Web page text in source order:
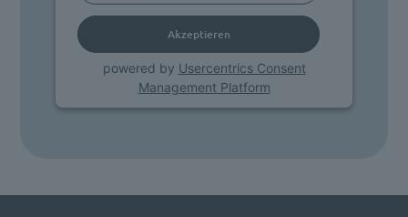
Akzeptieren
powered by Usercentrics Consent
Management Platform